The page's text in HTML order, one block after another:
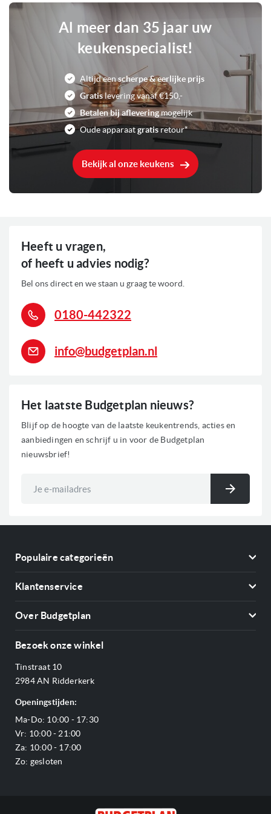
Unieke eigenschappen
Life Plus 0°C Zone
LED verlichting
D
Elektronisch
Kleur Zwart
Geluidsniveau
270 Liter
Inhoud vriesgedeelte
Geïntegreerd vriesvak
Aansluitwaarde
Retro jaren '50 design
Verlichting: LED binnenverlichting
Voorraad
Al meer dan 35 jaar uw
keukenspecialist!
Altijd eenscherpe & eerlijke prijs
Gratislevering vanaf €150,-
Betalen bij afleveringmogelijk
Oude apparaatgratisretour*
Bekijk al onze keukens
Het laatste Budgetplan nieuws?
Blijf op de hoogte van de laatste keukentrends, acties en
aanbiedingen en schrijf u in voor de Budgetplan
nieuwsbrief!
Heeft u vragen,
of heeft u advies nodig?
Bel ons direct en we staan u graag te woord.
0180-442322
info@budgetplan.nl
Populaire categorieën
Kookplaten
Afzuigkappen
Ovens
Stoomovens
Magnetrons
Vaatwassers
Complete keukens
Outlet
Klantenservice
Betalen
Veelgestelde vragen
Service & garantie
Sitemap
Over Budgetplan
Adres & Route
Reviews Budgetplan
Blog
Bezoek onze winkel
Tinstraat 10
2984 AN Ridderkerk
Openingstijden:
Ma-Do: 10:00 - 17:30
Vr: 10:00 - 21:00
Za: 10:00 - 17:00
Zo: gesloten